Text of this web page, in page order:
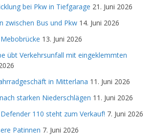
bei Pkw in Tiefgarage 21. Juni 2026
zwischen Bus und Pkw 14. Juni 2026
13. Juni 2026
übt Verkehrsunfall mit eingeklemmten
in Mitterlana 11. Juni 2026
starken Niederschlägen 11. Juni 2026
110 steht zum Verkauf! 7. Juni 2026
Patinnen 7. Juni 2026